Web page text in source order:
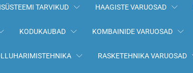
TARVIKUD HAAGISTE VARUOSAD
KODUKAUBAD KOMBAINIDE VARUOSAD
RASKETEHNIKA VARUOSAD